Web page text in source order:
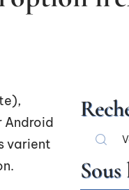
Android
varient